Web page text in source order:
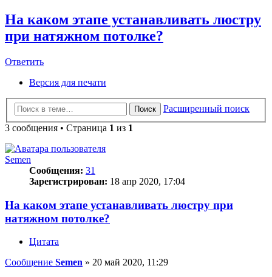
На каком этапе устанавливать люстру
при натяжном потолке?
Ответить
Ответить
Версия для печати
Поиск
Расширенный поиск
3 сообщения • Страница 1 из 1
Semen
Сообщения: 31
Зарегистрирован: 18 апр 2020, 17:04
На каком этапе устанавливать люстру при
натяжном потолке?
Цитата
Сообщение Semen » 20 май 2020, 11:29